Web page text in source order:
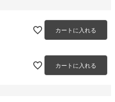
カートに入れる
カートに入れる